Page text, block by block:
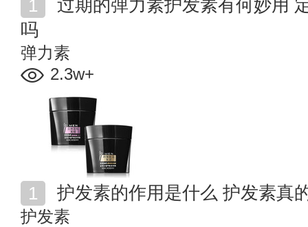
吗
弹力素
2.3w+
护发素的作用是什么 护发素真
护发素